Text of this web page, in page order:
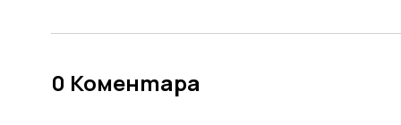
0 Коментара